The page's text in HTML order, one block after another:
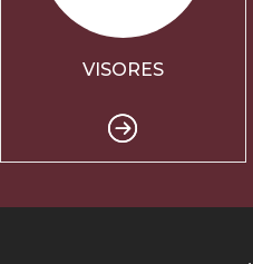
VISORES